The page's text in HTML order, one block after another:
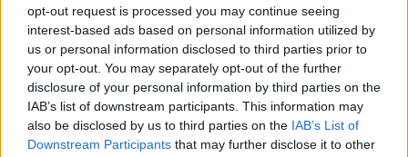
opt-out request is processed you may continue seeing
interest-based ads based on personal information utilized by
us or personal information disclosed to third parties prior to
your opt-out. You may separately opt-out of the further
disclosure of your personal information by third parties on the
IAB’s list of downstream participants. This information may
also be disclosed by us to third parties on the IAB’s List of
Downstream Participants that may further disclose it to other